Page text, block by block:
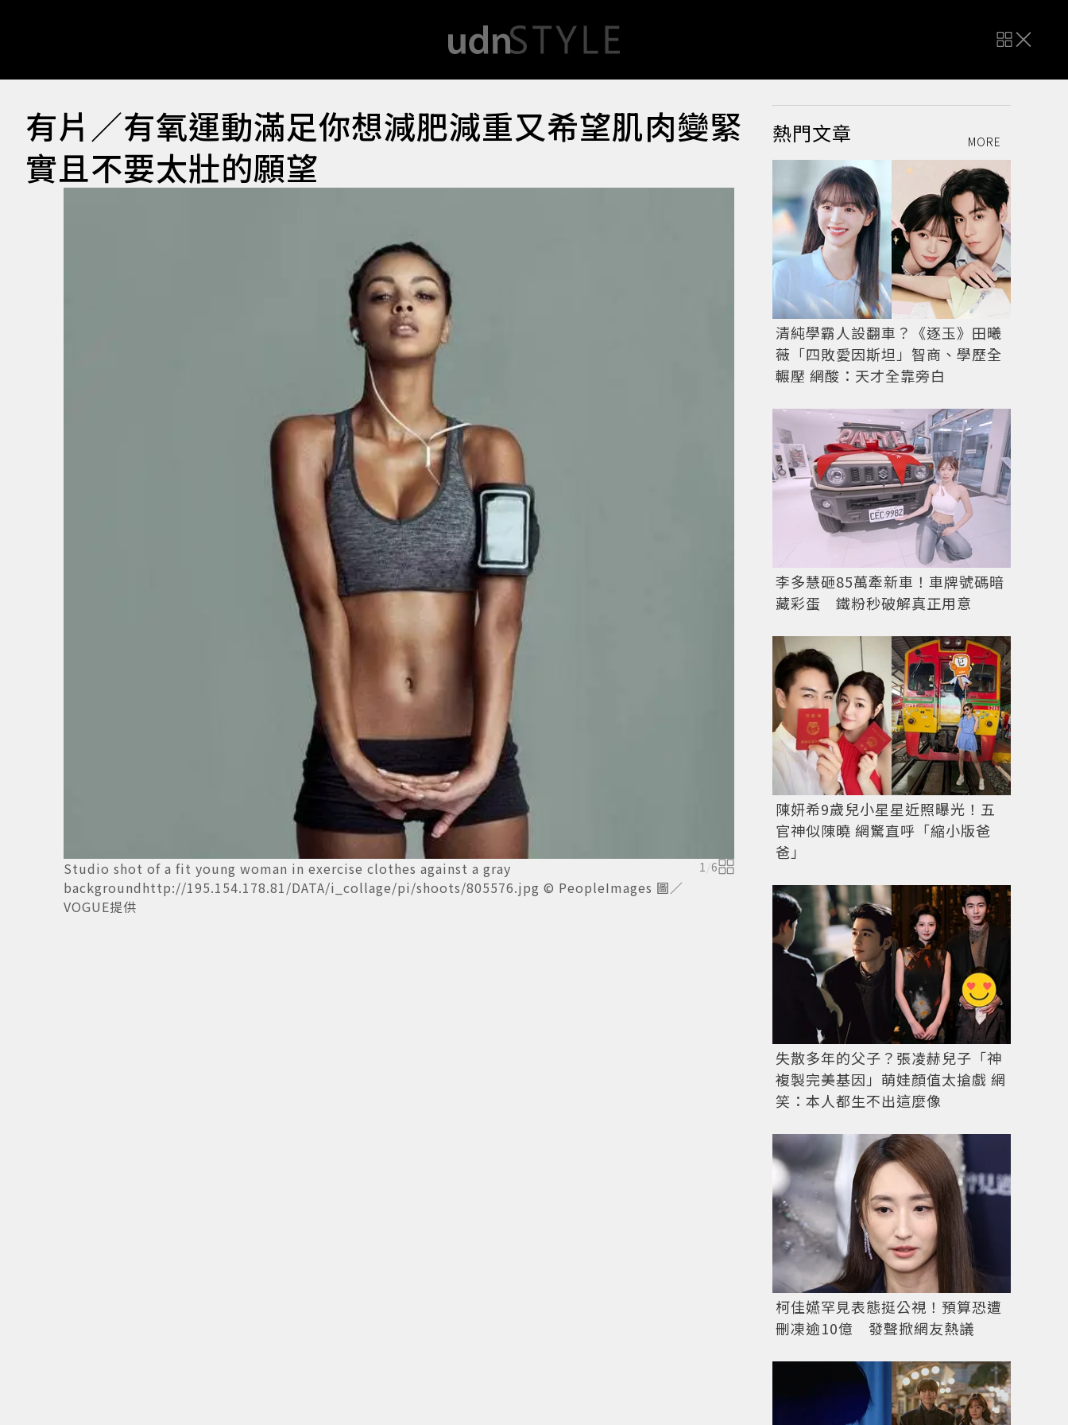
有片／有氧運動滿足你想減肥減重又希望肌肉變緊
實且不要太壯的願望
Studio shot of a fit young woman in exercise clothes against a gray
backgroundhttp://195.154.178.81/DATA/i_collage/pi/shoots/805576.jpg © PeopleImages 圖／
VOGUE提供
1/6
Running girl © praetorianphoto 圖／VOGUE提供
熱門文章 MORE
清純學霸人設翻車？《逐玉》田曦
薇「四敗愛因斯坦」智商、學歷全
輾壓 網酸：天才全靠旁白
李多慧砸85萬牽新車！車牌號碼暗
藏彩蛋 鐵粉秒破解真正用意
陳妍希9歲兒小星星近照曝光！五
官神似陳曉 網驚直呼「縮小版爸
爸」
失散多年的父子？張凌赫兒子「神
複製完美基因」萌娃顏值太搶戲 網
笑：本人都生不出這麼像
柯佳嬿罕見表態挺公視！預算恐遭
刪凍逾10億 發聲掀網友熱議